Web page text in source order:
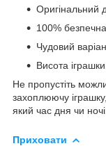
Оригінальний
100%
Чудовий
Висота
Не пропустіть
захоплюючу
який час дня чи ночі.
Приховати